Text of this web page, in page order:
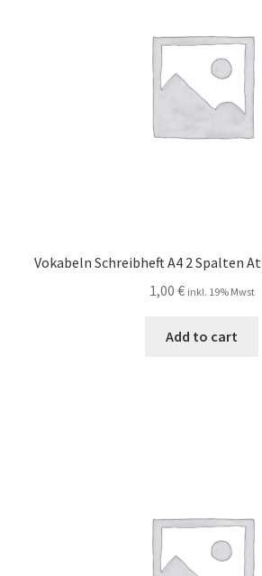
Vokabeln Schreibheft A4 2 Spalten
1,00 € inkl. 19% Mwst
Add to cart